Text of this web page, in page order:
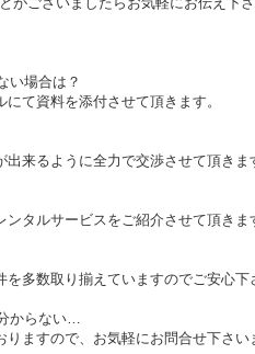
い場合は？
て資料を添付させて頂きます。
来るように全力で交渉させて頂きま
タルサービスをご紹介させて頂きま
多数取り揃えていますのでご安心下
からない…
ますので、お気軽にお問合せ下さい